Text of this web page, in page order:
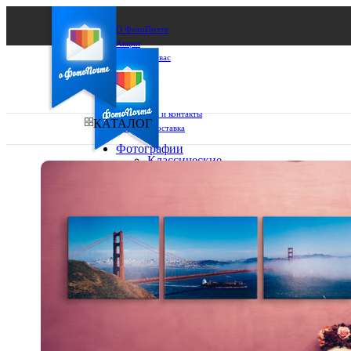
О ФотоПочте
Акции
Сделаем за вас
Бизнесу
FAQ
Франшиза
Поддержка и контакты
Оплата и доставка
Выберите из списка:
КАТАЛОГ
Фотографии
Классические
13х18
15х20
20х20
20х30
30х30
30х40